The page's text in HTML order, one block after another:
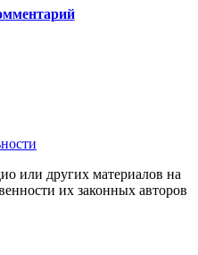
или других материалов на
их законных авторов